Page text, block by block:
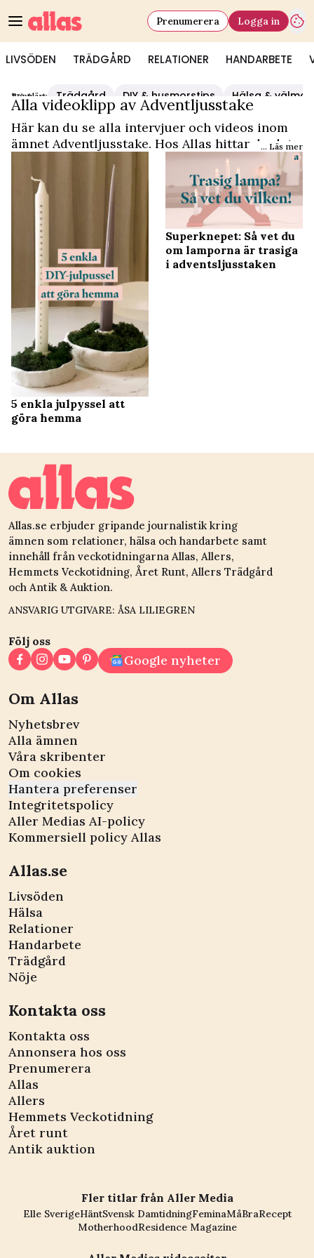
LIVSÖDEN TRÄDGÅRD RELATIONER HANDARBETE
Prenumerera Logga in
Populärt: Trädgård DIY & husmorstips Hälsa &
Video Start/Adventljusstake
Alla videoklipp av Adventljusstake
Här kan du se alla intervjuer och videos inom
ämnet Adventljusstake. Hos Allas hittar du det
... Läs mer
5 enkla julpyssel att
göra hemma
Superknepet: Så vet du
om lamporna är trasiga
i adventsljusstaken
Allas.se erbjuder gripande journalistik kring
ämnen som relationer, hälsa och handarbete samt
innehåll från veckotidningarna Allas, Allers,
Hemmets Veckotidning, Året Runt, Allers Trädgård
och Antik & Auktion.
ANSVARIG UTGIVARE: ÅSA LILIEGREN
Följ oss
Google nyheter
Om Allas
Nyhetsbrev
Alla ämnen
Våra skribenter
Om cookies
Hantera preferenser
Integritetspolicy
Aller Medias AI-policy
Kommersiell policy Allas
Allas.se
Livsöden
Hälsa
Relationer
Handarbete
Trädgård
Nöje
Kontakta oss
Kontakta oss
Annonsera hos oss
Prenumerera
Allas
Allers
Hemmets Veckotidning
Året runt
Antik auktion
Fler titlar från Aller Media
Elle SverigeHäntSvensk DamtidningFeminaMåBraRecept
MotherhoodResidence Magazine